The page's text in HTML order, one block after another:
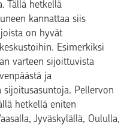
Tällä hetkellä
kannattaa siis
on hyvät
Esimerkiksi
varteen sijoittuvista
ja
Pellervon
hetkellä eniten
Jyväskylällä, Oululla,